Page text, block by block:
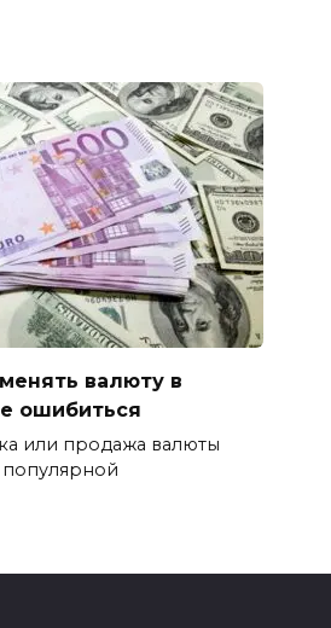
валюту в
ошибиться
или продажа валюты
популярной